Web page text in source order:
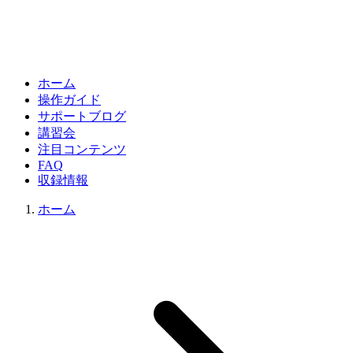
ホーム
操作ガイド
サポートブログ
講習会
注目コンテンツ
FAQ
収録情報
ホーム